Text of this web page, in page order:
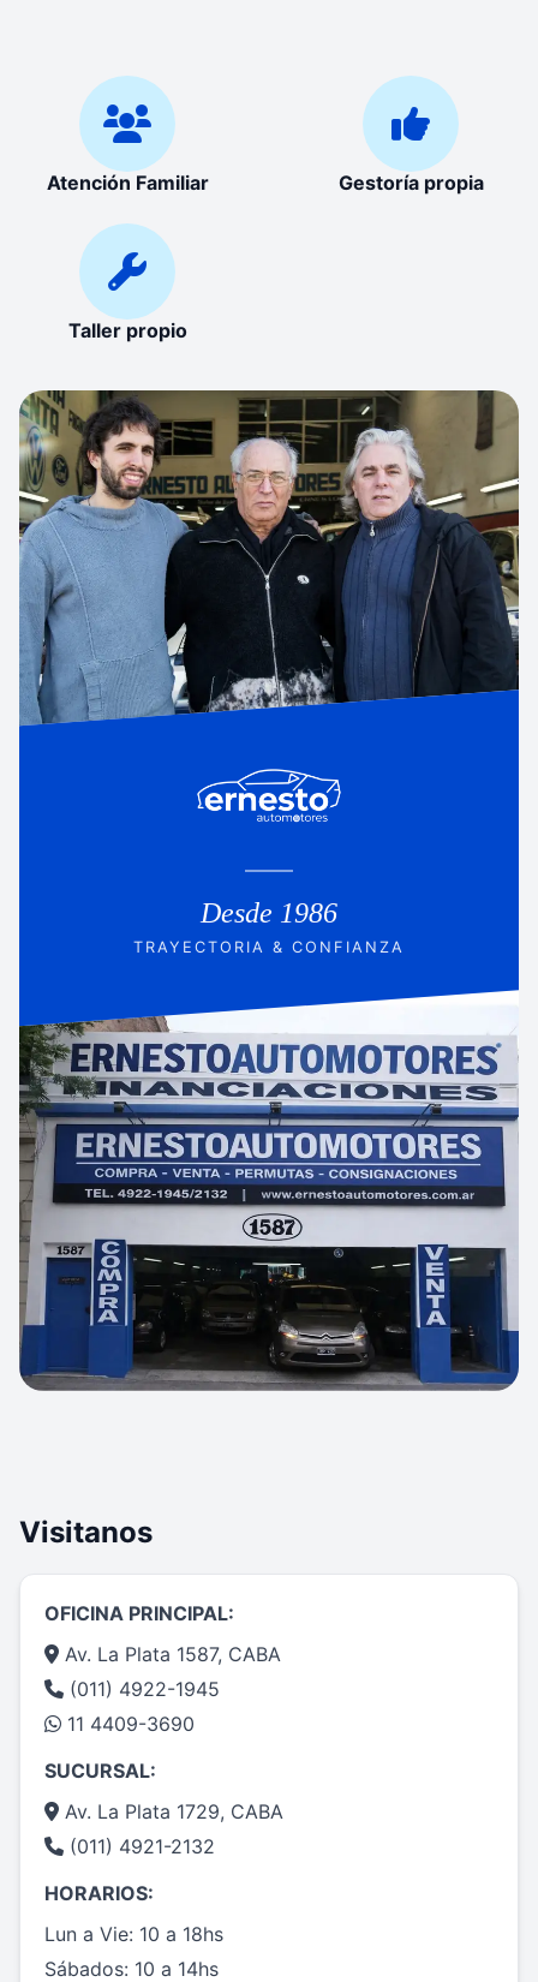
Atención Familiar Gestoría propia
Taller propio
Desde 1986
TRAYECTORIA & CONFIANZA
Visitanos
OFICINA PRINCIPAL:
Av. La Plata 1587, CABA
(011) 4922-1945
11 4409-3690
SUCURSAL:
Av. La Plata 1729, CABA
(011) 4921-2132
HORARIOS:
Lun a Vie: 10 a 18hs
Sábados: 10 a 14hs